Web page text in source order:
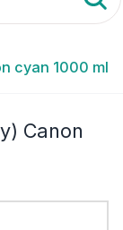
cyan 1000 ml
Canon